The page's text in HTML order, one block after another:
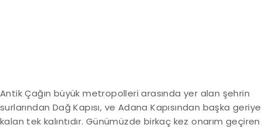
Antik Çağın büyük metropolleri arasında yer alan şehrin
surlarından Dağ Kapısı, ve Adana Kapısından başka geriye
kalan tek kalıntıdır. Günümüzde birkaç kez onarım geçiren